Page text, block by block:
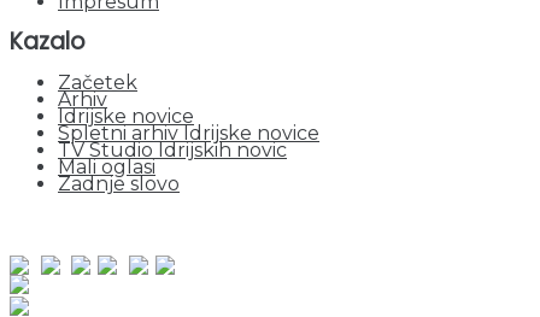
Kazalo
Začetek
Arhiv
Idrijske novice
Spletni arhiv Idrijske novice
TV Studio Idrijskih novic
Mali oglasi
Zadnje slovo